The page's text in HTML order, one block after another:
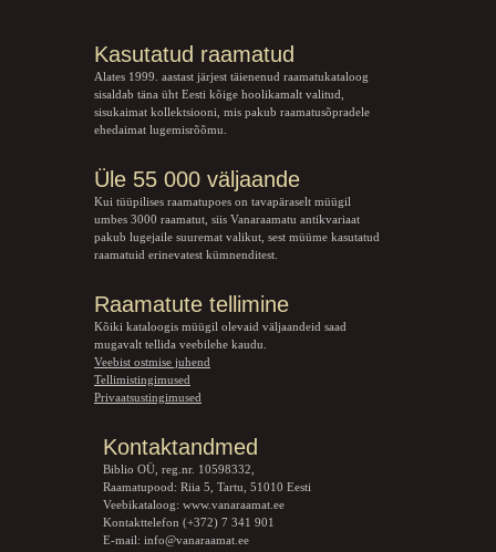
Kasutatud raamatud
Alates 1999. aastast järjest täienenud raamatukataloog
sisaldab täna üht Eesti kõige hoolikamalt valitud,
sisukaimat kollektsiooni, mis pakub raamatusõpradele
ehedaimat lugemisrõõmu.
Üle 55 000 väljaande
Kui tüüpilises raamatupoes on tavapäraselt müügil
umbes 3000 raamatut, siis Vanaraamatu antikvariaat
pakub lugejaile suuremat valikut, sest müüme kasutatud
raamatuid erinevatest kümnenditest.
Raamatute tellimine
Kõiki kataloogis müügil olevaid väljaandeid saad
mugavalt tellida veebilehe kaudu.
Veebist ostmise juhend
Tellimistingimused
Privaatsustingimused
Kontaktandmed
Biblio OÜ, reg.nr. 10598332,
Raamatupood: Riia 5, Tartu, 51010 Eesti
Veebikataloog: www.vanaraamat.ee
Kontakttelefon (+372) 7 341 901
E-mail: info@vanaraamat.ee